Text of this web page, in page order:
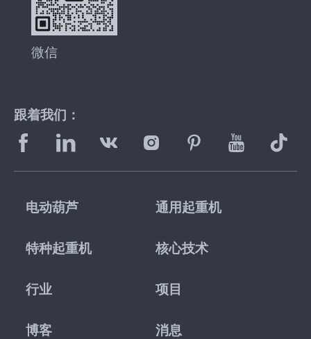
微信
跟着我们：
电动葫芦 通用起重机
特种起重机 核心技术
行业 项目
博客 消息